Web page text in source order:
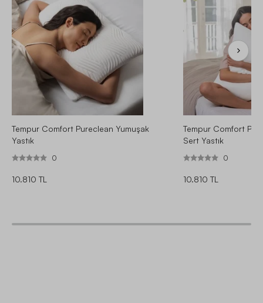
Tempur Comfort Pureclean Yumuşak
Yastık
0
10.810 TL
Tempur Comfort
Sert Yastık
0
10.810 TL